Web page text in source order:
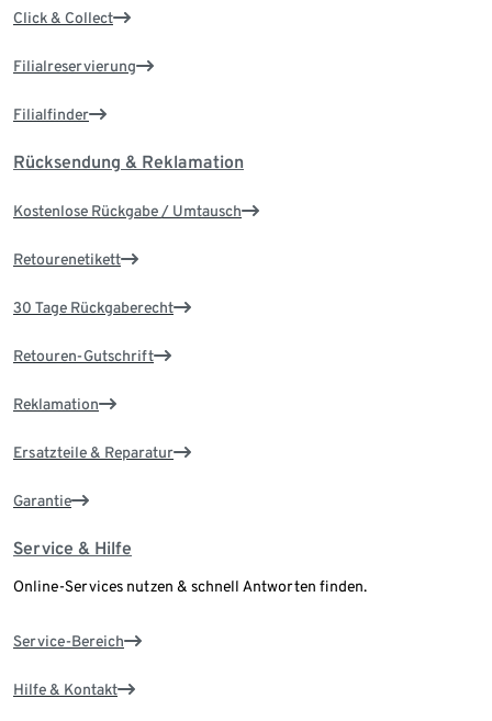
Click & Collect
Filialreservierung
Filialfinder
Rücksendung & Reklamation
Kostenlose Rückgabe / Umtausch
Retourenetikett
30 Tage Rückgaberecht
Retouren-Gutschrift
Reklamation
Ersatzteile & Reparatur
Garantie
Service & Hilfe
Online-Services nutzen & schnell Antworten finden.
Service-Bereich
Hilfe & Kontakt